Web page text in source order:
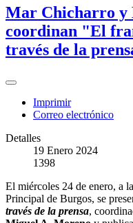
Mar Chicharro y
coordinan "El
través de la
Imprimir
Correo electrónico
Detalles
19 Enero 2024
1398
El miércoles 24 de enero, a
Principal de Burgos, se
través de la prensa,